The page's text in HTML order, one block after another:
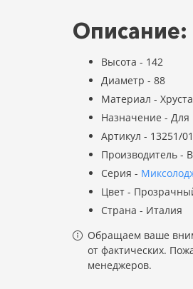
Описание:
Высота - 142
Диаметр - 88
Материал -
Назначение - Для
Артикул - 13251/
Производитель -
Серия -
Цвет -
Страна - Италия
Обращаем ваше
от фактических.
менеджеров.